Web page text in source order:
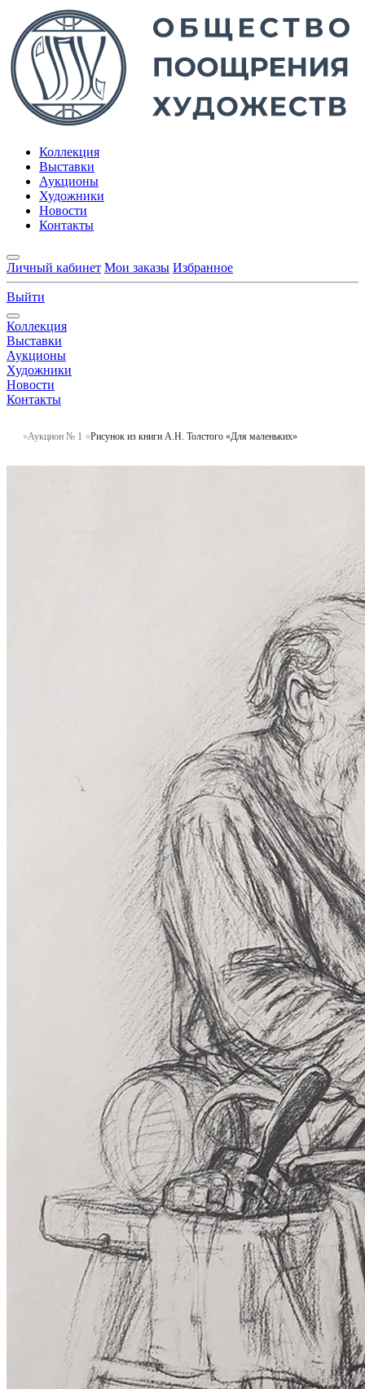
Коллекция
Выставки
Аукционы
Художники
Новости
Контакты
Личный кабинет Мои заказы Избранное
Выйти
Коллекция
Выставки
Аукционы
Художники
Новости
Контакты
Аукцион № 1 Рисунок из книги А.Н. Толстого «Для маленьких»